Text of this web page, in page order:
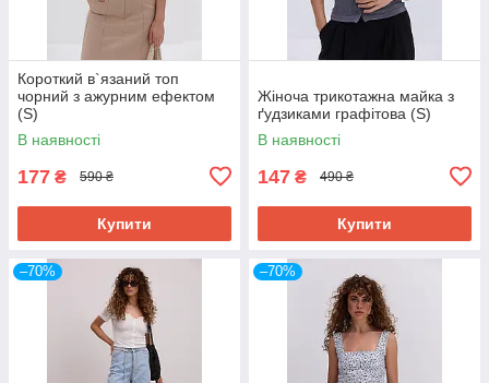
Короткий в`язаний топ
чорний з ажурним ефектом
(S)
В наявності
177 ₴ 590 ₴
Купити
Жіноча трикотажна майка з
ґудзиками графітова (S)
В наявності
147 ₴ 490 ₴
Купити
–70% –70%